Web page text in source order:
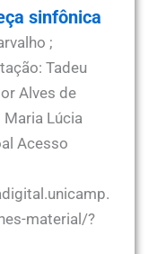
sinfônica
;
Tadeu
Alves de
Lúcia
Acesso
material/?